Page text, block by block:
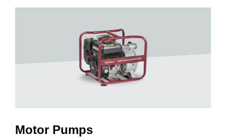
Motor Pumps